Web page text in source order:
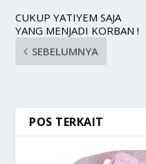
CUKUP YATIYEM SAJA
YANG MENJADI KORBAN !
SEBELUMNYA
POS TERKAIT